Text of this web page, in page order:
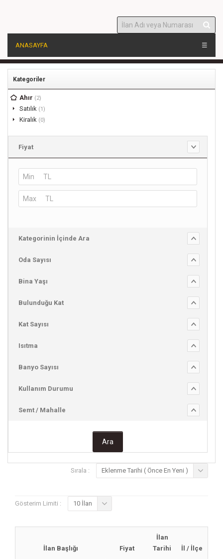
ANASAYFA ☰
Kategoriler
Ahır (2)
Satılık (1)
Kiralık (0)
Fiyat
Kategorinin İçinde Ara
Oda Sayısı
Bina Yaşı
Bulunduğu Kat
Kat Sayısı
Isıtma
Banyo Sayısı
Kullanım Durumu
Semt / Mahalle
Sırala : Eklenme Tarihi ( Önce En Yeni )
Gösterim Limiti : 10 İlan
İlan Başlığı Fiyat
İlan
Tarihi
İl / İlçe